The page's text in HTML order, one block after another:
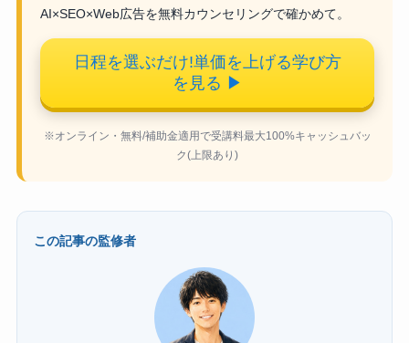
AI×SEO×Web広告を無料カウンセリングで確かめて。
日程を選ぶだけ!単価を上げる学び方
を見る ▶
※オンライン・無料/補助金適用で受講料最大100%キャッシュバッ
ク(上限あり)
この記事の監修者